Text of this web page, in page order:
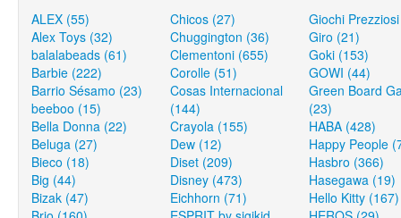
ALEX (55)
Alex Toys (32)
balalabeads (61)
Barbie (222)
Barrio Sésamo (23)
beeboo (15)
Bella Donna (22)
Beluga (27)
Bieco (18)
Big (44)
Bizak (47)
Chicos (27)
Chuggington (36)
Clementoni (655)
Corolle (51)
Cosas Internacional
(144)
Crayola (155)
Dew (12)
Diset (209)
Disney (473)
Eichhorn (71)
Giochi
Giro (21)
Goki (153)
GOWI (44)
Green Board
(23)
HABA (428)
Happy People
Hasbro (366)
Hasegawa (19)
Hello Kitty (167)